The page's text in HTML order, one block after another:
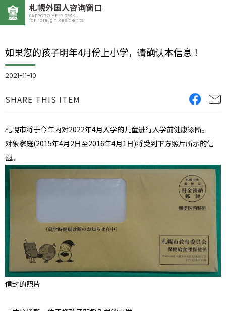
札幌外国人咨询窗口
SAPPORO HELP DESK
for Foreign Residents
如果您的孩子明年4月份上小学，请确认本信息！
2021-11-10
SHARE THIS ITEM
札幌市将于今年内对2022年4月入学的儿童进行入学前健康诊断。
对象家庭(2015年4月2日至2016年4月1日)将受到下方照片所示的信
函。
信封的照片